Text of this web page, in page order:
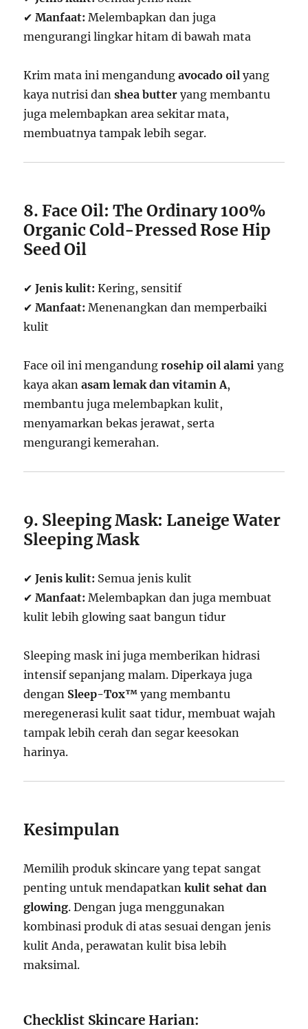
✔Manfaat: Melembapkan dan juga
mengurangi lingkar hitam di bawah mata
Krim mata ini mengandungavocado oil yang
kaya nutrisi danshea butter yang membantu
juga melembapkan area sekitar mata,
membuatnya tampak lebih segar.
8. Face Oil: The Ordinary 100%
Organic Cold-Pressed Rose Hip
Seed Oil
✔Jenis kulit: Kering, sensitif
✔Manfaat: Menenangkan dan memperbaiki
kulit
Face oil ini mengandungrosehip oil alami yang
kaya akanasam lemak dan vitamin A,
membantu juga melembapkan kulit,
menyamarkan bekas jerawat, serta
mengurangi kemerahan.
9. Sleeping Mask: Laneige Water
Sleeping Mask
✔Jenis kulit: Semua jenis kulit
✔Manfaat: Melembapkan dan juga membuat
kulit lebih glowing saat bangun tidur
Sleeping mask ini juga memberikan hidrasi
intensif sepanjang malam. Diperkaya juga
dengan Sleep-Tox™ yang membantu
meregenerasi kulit saat tidur, membuat wajah
tampak lebih cerah dan segar keesokan
harinya.
Kesimpulan
Memilih produk skincare yang tepat sangat
penting untuk mendapatkankulit sehat dan
glowing. Dengan juga menggunakan
kombinasi produk di atas sesuai dengan jenis
kulit Anda, perawatan kulit bisa lebih
maksimal.
Checklist Skincare Harian: